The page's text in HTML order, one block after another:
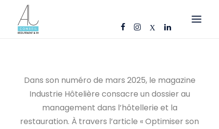
CANDIDATS
ENTREPRISES
NOS FICHES MÉTIERS
Dans son numéro de mars 2025, le magazine
Industrie Hôtelière consacre un dossier au
management dans l’hôtellerie et la
restauration. À travers l’article « Optimiser son